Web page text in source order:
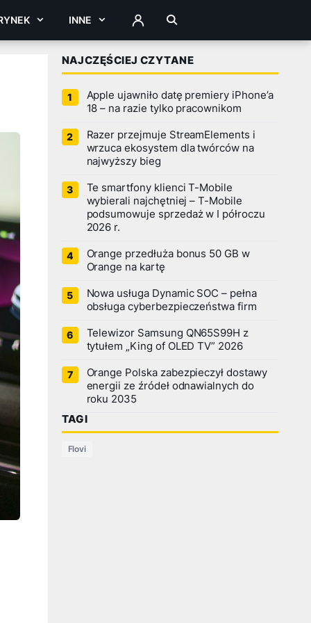
INNE ZALOGUJ
NAJCZĘŚCIEJ CZYTANE
Apple ujawniło datę premiery iPhone’a
18 – na razie tylko pracownikom
Razer przejmuje StreamElements i
wrzuca ekosystem dla twórców na
najwyższy bieg
Te smartfony klienci T-Mobile
wybierali najchętniej – T-Mobile
podsumowuje sprzedaż w I półroczu
2026 r.
Orange przedłuża bonus 50 GB w
Orange na kartę
Nowa usługa Dynamic SOC – pełna
obsługa cyberbezpieczeństwa firm
Telewizor Samsung QN65S99H z
tytułem „King of OLED TV” 2026
Orange Polska zabezpieczył dostawy
energii ze źródeł odnawialnych do
roku 2035
TAGI
Flovi